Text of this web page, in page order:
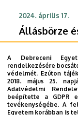
2024. április 17.
Állásbörze
szakmai
lehetőségekkel
Egyetem
BEISKOLÁZÁSI
HALLGATÓI ÉLET
A Debreceni
rendelkezésére
védelmét. Ezúton
2018. május 25.
Adatvédelmi
beépítette a GDPR
tevékenységébe. A
Egyetem korábban is